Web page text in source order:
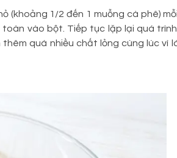
(khoảng 1/2 đến 1 muỗng cà phê)
vào bột. Tiếp tục lặp lại quá
quá nhiều chất lỏng cùng lúc vì